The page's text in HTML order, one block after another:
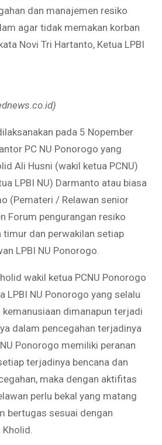
dan manajemen resiko
agar tidak memakan korban
Novi Tri Hartanto, Ketua LPBI
pada 5 Nopember
PC NU Ponorogo yang
Ali Husni (wakil ketua PCNU)
LPBI NU) Darmanto atau biasa
(Pemateri / Relawan senior
Forum pengurangan resiko
timur dan perwakilan setiap
LPBI NU Ponorogo.
wakil ketua PCNU Ponorogo
LPBI NU Ponorogo yang selalu
dimanapun terjadi
dalam pencegahan terjadinya
Ponorogo memiliki peranan
terjadinya bencana dan
maka dengan aktifitas
perlu bekal yang matang
bertugas sesuai dengan
Kholid.